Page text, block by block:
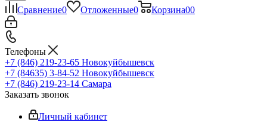
Сравнение0 Отложенные0 Корзина00
Телефоны
+7 (846) 219-23-65 Новокуйбышевск
+7 (84635) 3-84-52 Новокуйбышевск
+7 (846) 219-23-14 Самара
Заказать звонок
Личный кабинет